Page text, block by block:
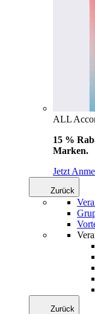
ALL
15 %
Marken.
Jetzt
Zurück
Zurück